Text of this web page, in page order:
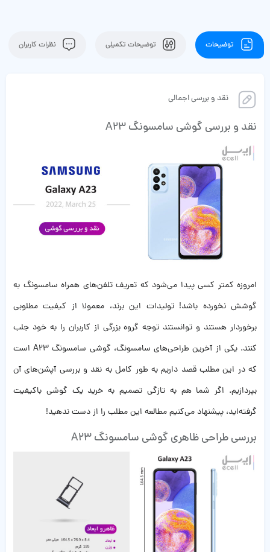
توضیحات توضیحات تکمیلی نظرات کاربران
نقد و بررسی اجمالی
نقد و بررسی گوشی سامسونگ A23
امروزه کمتر کسی پیدا می‌شود که تعریف تلفن‌های همراه سامسونگ به
گوشش نخورده باشد! تولیدات این برند، معمولا از کیفیت مطلوبی
برخوردار هستند و توانستند توجه گروه بزرگی از کاربران را به خود جلب
کنند. یکی از آخرین طراحی‌های سامسونگ، گوشی سامسونگ A23 است
که در این مطلب قصد داریم به طور کامل به نقد و بررسی آپشن‌های آن
بپردازیم. اگر شما هم به تازگی تصمیم به خرید یک گوشی باکیفیت
گرفته‌اید، پیشنهاد می‌کنیم مطالعه این مطلب را از دست ندهید!
بررسی طراحی ظاهری گوشی سامسونگ A23